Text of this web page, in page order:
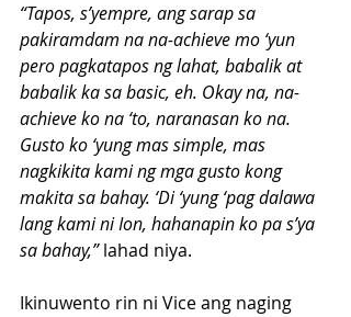
“Tapos, s’yempre, ang sarap sa
pakiramdam na na-achieve mo ‘yun
pero pagkatapos ng lahat, babalik at
babalik ka sa basic, eh. Okay na, na-
achieve ko na ‘to, naranasan ko na.
Gusto ko ‘yung mas simple, mas
nagkikita kami ng mga gusto kong
makita sa bahay. ‘Di ‘yung ‘pag dalawa
lang kami ni Ion, hahanapin ko pa s’ya
sa bahay,” lahad niya.
Ikinuwento rin ni Vice ang naging